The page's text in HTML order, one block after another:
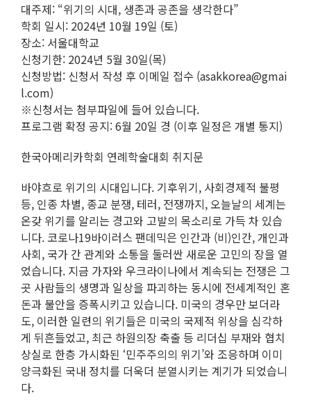
대주제: “위기의 시대, 생존과 공존을 생각한다”
학회 일시: 2024년 10월 19일 (토)
장소: 서울대학교
신청기한: 2024년 5월 30일(목)
신청방법: 신청서 작성 후 이메일 접수 (asakkorea@gmai
l.com)
※신청서는 첨부파일에 들어 있습니다.
프로그램 확정 공지: 6월 20일 경 (이후 일정은 개별 통지)
한국아메리카학회 연례학술대회 취지문
바야흐로 위기의 시대입니다. 기후위기, 사회경제적 불평
등, 인종 차별, 종교 분쟁, 테러, 전쟁까지, 오늘날의 세계는
온갖 위기를 알리는 경고와 고발의 목소리로 가득 차 있습
니다. 코로나19바이러스 팬데믹은 인간과 (비)인간, 개인과
사회, 국가 간 관계와 소통을 둘러싼 새로운 고민의 장을 열
었습니다. 지금 가자와 우크라이나에서 계속되는 전쟁은 그
곳 사람들의 생명과 일상을 파괴하는 동시에 전세계적인 혼
돈과 불안을 증폭시키고 있습니다. 미국의 경우만 보더라
도, 이러한 일련의 위기들은 미국의 국제적 위상을 심각하
게 뒤흔들었고, 최근 하원의장 축출 등 리더십 부재와 협치
상실로 한층 가시화된 ‘민주주의의 위기’와 조응하며 이미
양극화된 국내 정치를 더욱더 분열시키는 계기가 되었습니
다.